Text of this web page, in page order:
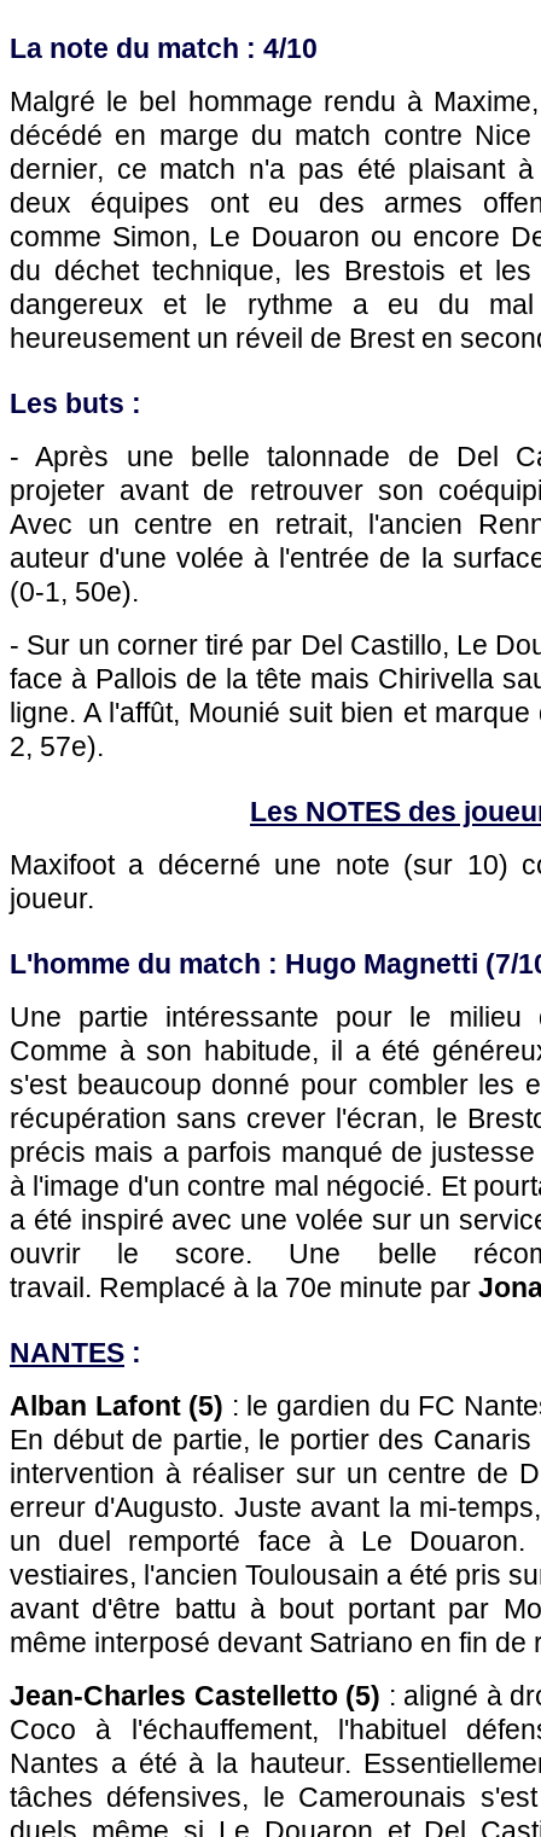
La note du match : 4/10
Malgré le bel hommage rendu à
décédé en marge du match contre
dernier, ce match n'a pas été plaisant
deux équipes ont eu des armes
comme Simon, Le Douaron ou encore
du déchet technique, les Brestois et
dangereux et le rythme a eu du
heureusement un réveil de Brest en
Les buts :
- Après une belle talonnade de Del
projeter avant de retrouver son
Avec un centre en retrait, l'ancien
auteur d'une volée à l'entrée de la
(0-1, 50e).
- Sur un corner tiré par Del Castillo, Le
face à Pallois de la tête mais Chirivella
ligne. A l'affût, Mounié suit bien et
2, 57e).
Les NOTES des
Maxifoot a décerné une note (sur 10)
joueur.
L'homme du match : Hugo Magnetti (7/
Une partie intéressante pour le
Comme à son habitude, il a été
s'est beaucoup donné pour combler les
récupération sans crever l'écran, le
précis mais a parfois manqué de
à l'image d'un contre mal négocié. Et
a été inspiré avec une volée sur un
ouvrir le score. Une belle
travail. Remplacé à la 70e minute par
NANTES :
Alban Lafont (5) : le gardien du FC
En début de partie, le portier des
intervention à réaliser sur un centre de
erreur d'Augusto. Juste avant la mi-
un duel remporté face à Le
vestiaires, l'ancien Toulousain a été pris
avant d'être battu à bout portant par
même interposé devant Satriano en fin de
Jean-Charles Castelletto (5) : aligné à
Coco à l'échauffement, l'habituel
Nantes a été à la hauteur.
tâches défensives, le Camerounais